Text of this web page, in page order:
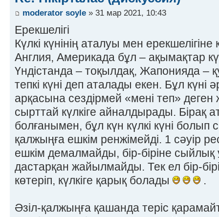
moderator soyle » 31 мар 2021, 10:43
Ерекшелігі
Күлкі күнінің аталуы мен
Англия, Америкада бұл – ақымақтар
Үндістанда – тоқылдақ, Жапонияда –
тепкі күні деп аталады екен. Бұл күні
арқасына сездірмей «мені теп» деген
сырттай күлкіге айналдырады. Бірақ
болғанымен, бұл күн күлкі күні болып
қалжыңға ешкім ренжімейді. 1 сәуір
ешкім демалмайды, бір-біріне
дастарқан жайылмайды. Тек ел бір-
көтеріп, күлкіге қарық болады
.
Әзіл-қалжыңға қашанда теріс